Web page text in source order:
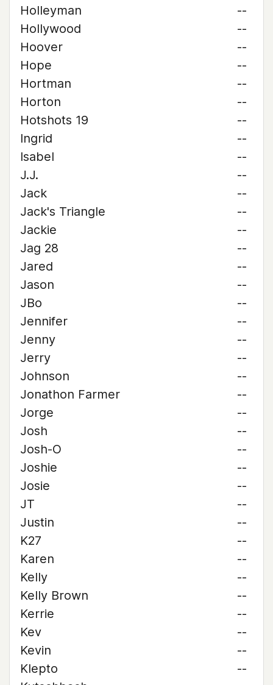
Holleyman
--
Hollywood
--
Hoover
--
Hope
--
Hortman
--
Horton
--
Hotshots 19
--
Ingrid
--
Isabel
--
J.J.
--
Jack
--
Jack's Triangle
--
Jackie
--
Jag 28
--
Jared
--
Jason
--
JBo
--
Jennifer
--
Jenny
--
Jerry
--
Johnson
--
Jonathon Farmer
--
Jorge
--
Josh
--
Josh-O
--
Joshie
--
Josie
--
JT
--
Justin
--
K27
--
Karen
--
Kelly
--
Kelly Brown
--
Kerrie
--
Kev
--
Kevin
--
Klepto
--